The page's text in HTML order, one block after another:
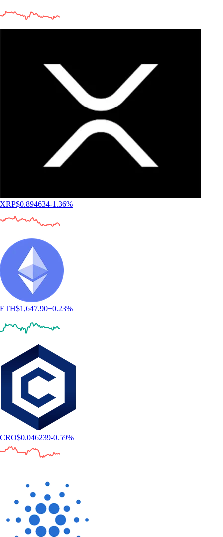
660k Reviews
«Uso l'app dal 2021: dopo averne provate altre, questa è la migliore.
definitiva. Tantissimi token e un'app fantastica con una UI pulita e
Utente verificato
«Uso l'app Crypto.com da 4-5 anni. Era già semplice, ma le nuove
funzioni come azioni e mercati di previsione sono ottime aggiunte.
Resta facilissima da navigare».
Utente verificato
Recensioni basate su casi singoli. Il trading di criptovalute è rischioso
soggetti a variazioni regionali.
Scarica l'app
Capire le criptovalute
Diventa un esperto di crypto